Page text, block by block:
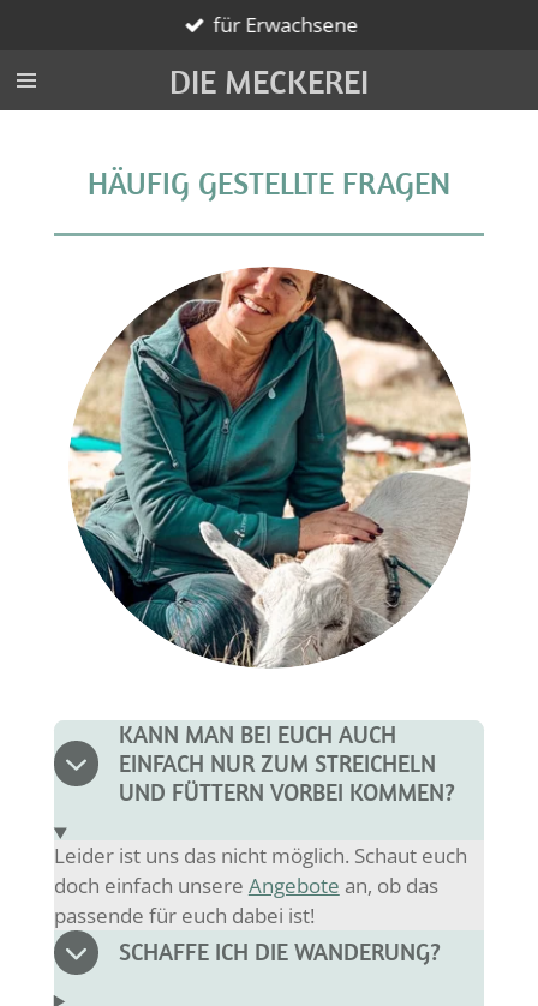
springen
DIE MECKEREI
für Erwachsene
HÄUFIG GESTELLTE FRAGEN
KANN MAN BEI EUCH AUCH
EINFACH NUR ZUM STREICHELN
UND FÜTTERN VORBEI KOMMEN?
Leider ist uns das nicht möglich. Schaut euch
doch einfach unsere Angebote an, ob das
passende für euch dabei ist!
SCHAFFE ICH DIE WANDERUNG?